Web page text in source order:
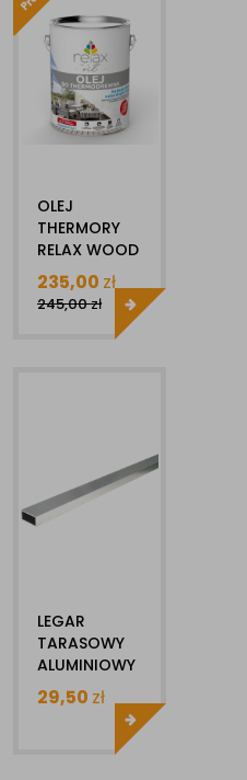
OLEJ
THERMORY
RELAX WOOD
2,5L
235,00 zł
245,00zł
LEGAR
TARASOWY
ALUMINIOWY
30X40X4000MM
29,50 zł